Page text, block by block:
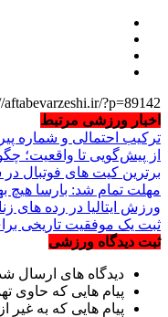
aftabevarzeshi.ir/?p=89142
اخبار ورزشی مرتبط
ترکیب احتمالی و شماره پیراهن
از پیش‌گویی تا واقعیت؛
برترین کیت های فوتبال در سال
مهلت تمام شد: بارسا هیچ
ورزش ایتالیا در رده های
ثبت یک موفقیت تاریخی
ثبت دیدگاه ورزشی
دیدگاه های ارسال
پیام هایی که حاوی
پیام هایی که به غیر